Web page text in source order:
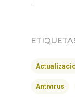
Antivirus